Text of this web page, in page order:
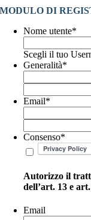
MODULO DI
Nome utente*
Scegli il tuo
Generalità*
Email*
Consenso*
Autorizzo il
dell’art. 13 e
Email